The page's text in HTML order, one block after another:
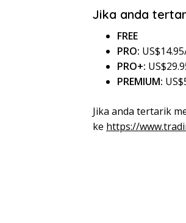
Jika anda
FREE
PRO:
PRO+:
PREMIUM:
Jika anda tertarik
ke https://